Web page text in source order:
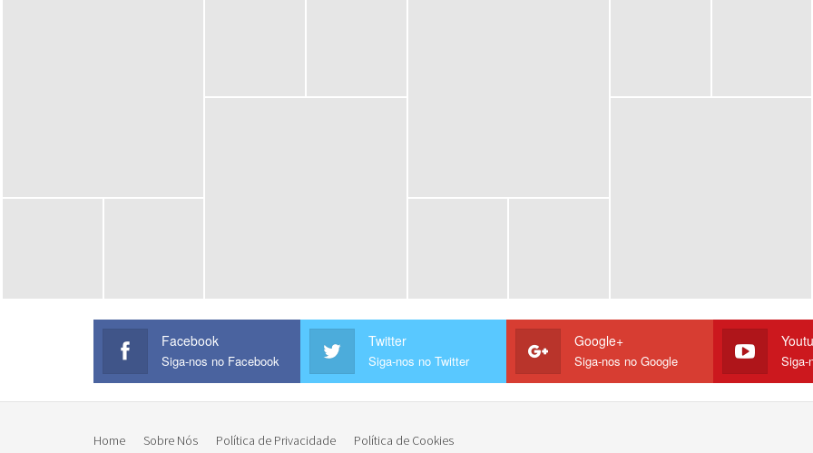
Facebook
Siga-nos no Facebook
Twitter
Siga-nos no Twitter
Google+
Siga-nos no Google Siga-
Home Sobre Nós Política de Privacidade Política de Cookies